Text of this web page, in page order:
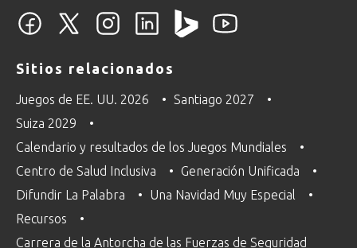
Sitios relacionados
Juegos de EE. UU. 2026
Santiago 2027
Suiza 2029
Calendario y resultados de los Juegos Mundiales
Centro de Salud Inclusiva
Generación Unificada
Difundir La Palabra
Una Navidad Muy Especial
Recursos
Carrera de la Antorcha de las Fuerzas de Seguridad